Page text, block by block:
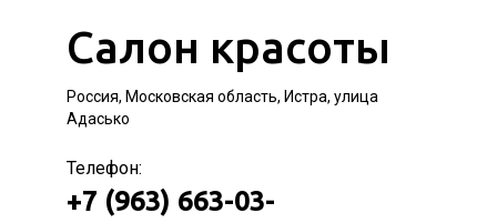
Салон красоты
Россия, Московская область, Истра, улица
Адасько
Телефон:
+7 (963) 663-03-